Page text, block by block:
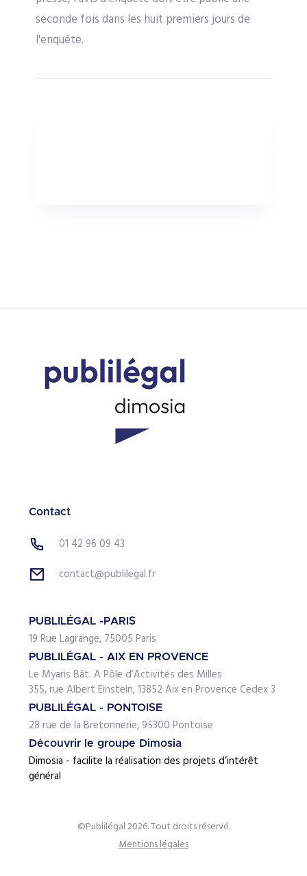
seconde fois dans les huit premiers jours de
l'enquête.
Contact
01 42 96 09 43
contact@publilegal.fr
PUBLILÉGAL -PARIS
19 Rue Lagrange, 75005 Paris
PUBLILÉGAL - AIX EN PROVENCE
Le Myaris Bât. A Pôle d’Activités des Milles
355, rue Albert Einstein, 13852 Aix en Provence Cedex 3
PUBLILÉGAL - PONTOISE
28 rue de la Bretonnerie, 95300 Pontoise
Découvrir le groupe Dimosia
Dimosia - facilite la réalisation des projets d’intérêt
général
©Publilégal 2026. Tout droits réservé.
Mentions légales